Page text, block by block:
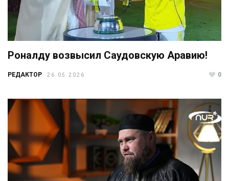
Роналду возвысил Саудовскую Аравию!
РЕДАКТОР 26.05.2026 0